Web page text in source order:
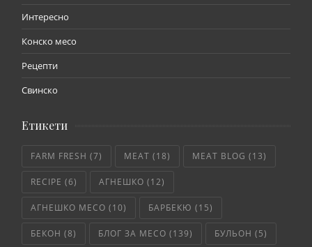
Интересно
Конско месо
Рецепти
Свинско
Етикети
FARM FRESH (7) MEAT (18) MEAT BLOG (13)
RECIPE (6) АГНЕШКО (12)
АГНЕШКО МЕСО (10) БАРБЕКЮ (15)
БЕКОН (8) БЛОГ ЗА МЕСО (139) БУЛЬОН (5)